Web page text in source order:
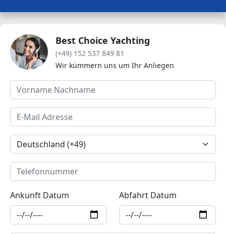
Best Choice Yachting
(+49) 152 537 849 81
Wir kümmern uns um Ihr Anliegen
Ankunft Datum Abfahrt Datum